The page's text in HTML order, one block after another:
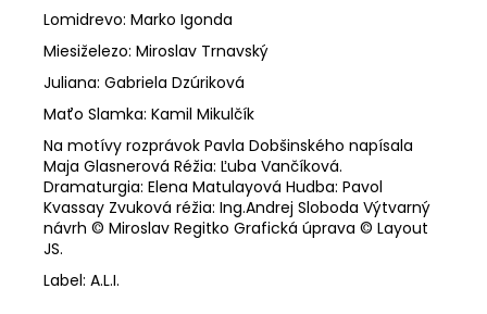
Lomidrevo: Marko Igonda
Miesiželezo: Miroslav Trnavský
Juliana: Gabriela Dzúriková
Maťo Slamka: Kamil Mikulčík
Na motívy rozprávok Pavla Dobšinského napísala
Maja Glasnerová Réžia: Ľuba Vančíková.
Dramaturgia: Elena Matulayová Hudba: Pavol
Kvassay Zvuková réžia: Ing.Andrej Sloboda Výtvarný
návrh © Miroslav Regitko Grafická úprava © Layout
JS.
Label: A.L.I.